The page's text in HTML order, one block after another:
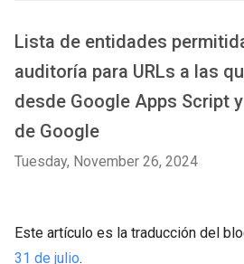
Lista de entidades
auditoría para URLs a las
desde Google Apps Script
de Google
Tuesday, November 26, 2024
Este artículo es la traducción del
31 de julio.